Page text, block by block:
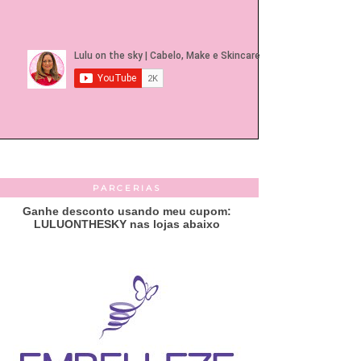
PARCERIAS
Ganhe desconto usando meu cupom:
LULUONTHESKY nas lojas abaixo